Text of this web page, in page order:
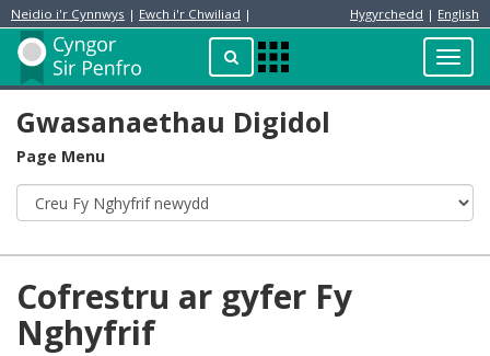
Neidio i'r Cynnwys | Ewch i'r Chwiliad | Hygyrchedd | English
ChwilioApps
Menu
Preswylydd
Gwasanaethau Digidol
Page Menu
Cofrestru ar gyfer Fy
Nghyfrif